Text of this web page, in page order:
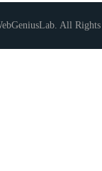
All Rights